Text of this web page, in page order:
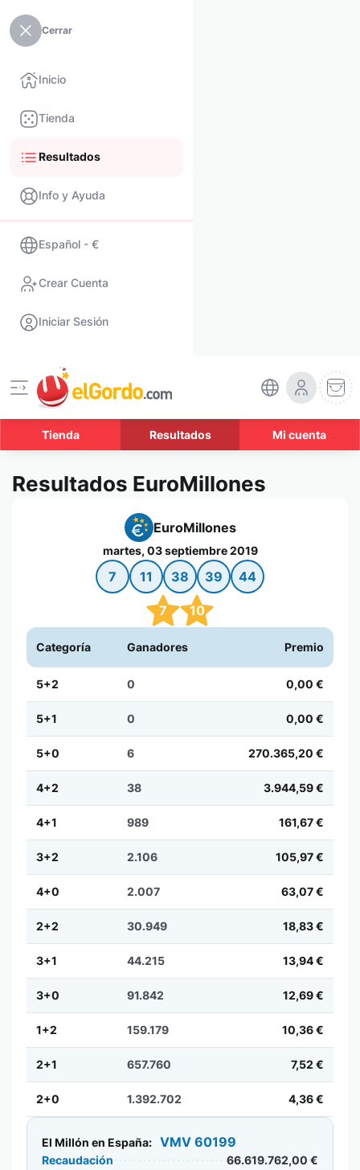
Cerrar
Inicio
Tienda
Resultados
Info y Ayuda
Español - €
Crear Cuenta
Iniciar Sesión
Tienda Resultados Mi cuenta
Resultados EuroMillones
EuroMillones
martes, 03 septiembre 2019
7 11 38 39 44
7 10
Categoría Ganadores Premio
5+2 0 0,00 €
5+1 0 0,00 €
5+0 6 270.365,20 €
4+2 38 3.944,59 €
4+1 989 161,67 €
3+2 2.106 105,97 €
4+0 2.007 63,07 €
2+2 30.949 18,83 €
3+1 44.215 13,94 €
3+0 91.842 12,69 €
1+2 159.179 10,36 €
2+1 657.760 7,52 €
2+0 1.392.702 4,36 €
El Millón en España: VMV 60199
Recaudación
66.619.762,00 €